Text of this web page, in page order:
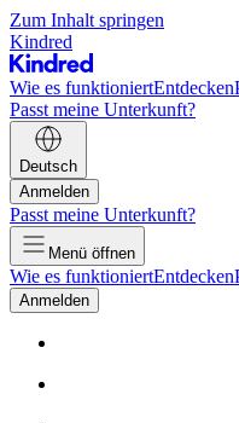
Zum Inhalt springen
Kindred
Wie es funktioniertEntdecken
Passt meine Unterkunft?
Deutsch
Anmelden
Passt meine Unterkunft?
Menü öffnen
Wie es funktioniertEntdecken
Anmelden